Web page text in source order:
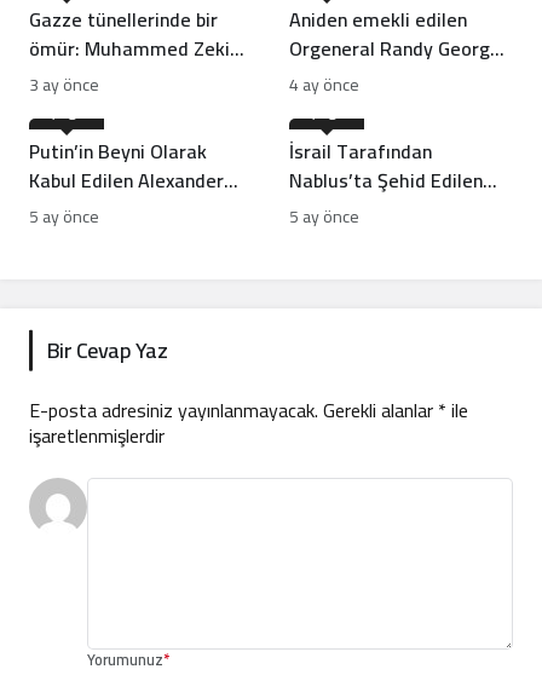
Gazze tünellerinde bir
ömür: Muhammed Zeki
Hamed
3 ay önce
Aniden emekli edilen
Orgeneral Randy George
kimdir?
4 ay önce
Putin’in Beyni Olarak
Kabul Edilen Alexander
Dugin Kimdir?
5 ay önce
İsrail Tarafından
Nablus’ta Şehid Edilen
İbrahim El-Nabulsi
Kimdir?
5 ay önce
Bir Cevap Yaz
E-posta adresiniz yayınlanmayacak.Gerekli alanlar*ile
işaretlenmişlerdir
Yorumunuz*